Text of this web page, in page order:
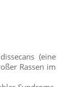
(eine
Rassen im